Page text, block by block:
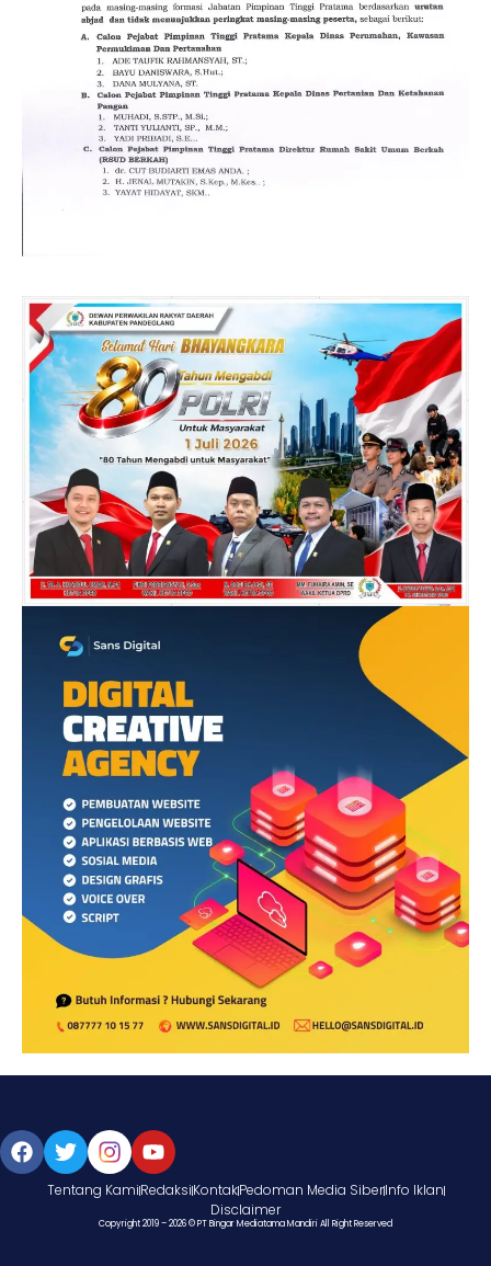
Tentang KamiRedaksiKontakPedoman Media SiberInfo Iklan
Disclaimer
Copyright 2019 – 2026 © PT Bingar Mediatama Mandiri All Right Reserved